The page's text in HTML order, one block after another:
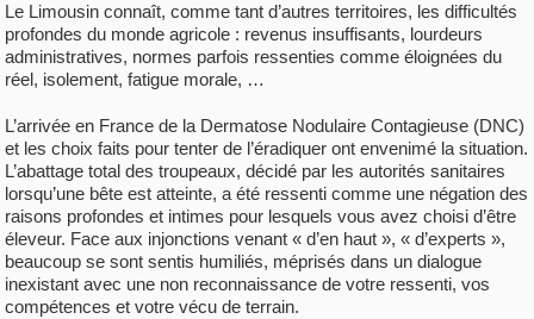
Le Limousin connaît, comme tant d’autres territoires, les difficultés
profondes du monde agricole : revenus insuffisants, lourdeurs
administratives, normes parfois ressenties comme éloignées du
réel, isolement, fatigue morale, …
L’arrivée en France de la Dermatose Nodulaire Contagieuse (DNC)
et les choix faits pour tenter de l’éradiquer ont envenimé la situation.
L’abattage total des troupeaux, décidé par les autorités sanitaires
lorsqu’une bête est atteinte, a été ressenti comme une négation des
raisons profondes et intimes pour lesquels vous avez choisi d’être
éleveur. Face aux injonctions venant « d’en haut », « d’experts »,
beaucoup se sont sentis humiliés, méprisés dans un dialogue
inexistant avec une non reconnaissance de votre ressenti, vos
compétences et votre vécu de terrain.